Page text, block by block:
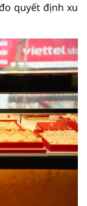
quyết định xu